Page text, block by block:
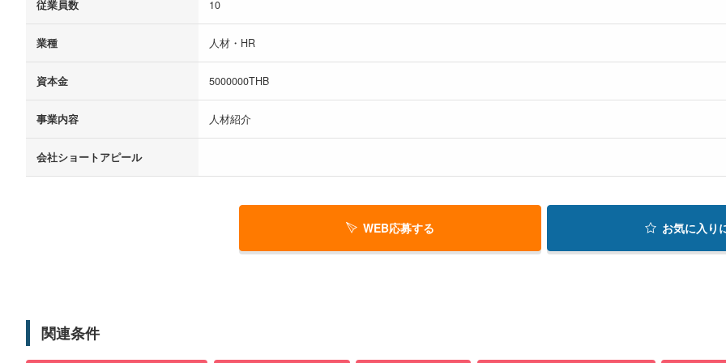
従業員数 10
業種 人材・HR
資本金 5000000THB
事業内容 人材紹介
会社ショートアピール
WEB応募する お気に入り
関連条件